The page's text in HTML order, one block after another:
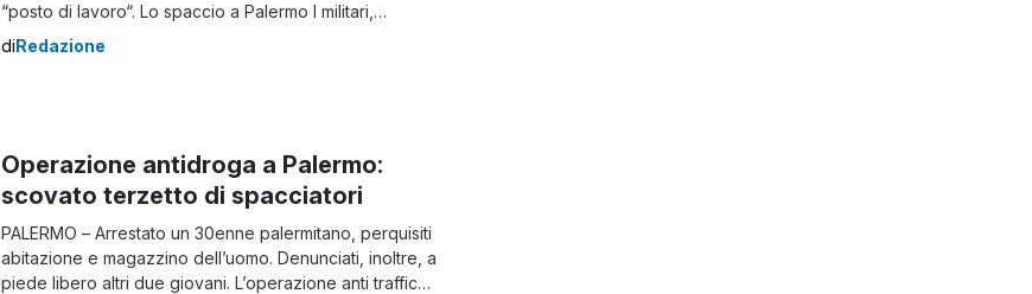
“posto di lavoro“. Lo spaccio a Palermo I militari,
appostati in un punto di osservazione strategico, hanno
diRedazione
Operazione antidroga a Palermo:
scovato terzetto di spacciatori
PALERMO – Arrestato un 30enne palermitano, perquisiti
abitazione e magazzino dell’uomo. Denunciati, inoltre, a
piede libero altri due giovani. L’operazione anti traffico